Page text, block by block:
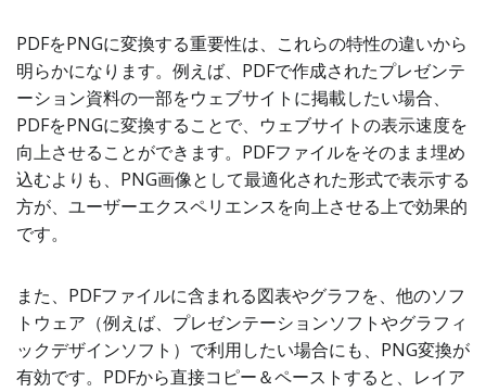
PDFをPNGに変換する重要性は、これらの特性の違いから
明らかになります。例えば、PDFで作成されたプレゼンテ
ーション資料の一部をウェブサイトに掲載したい場合、
PDFをPNGに変換することで、ウェブサイトの表示速度を
向上させることができます。PDFファイルをそのまま埋め
込むよりも、PNG画像として最適化された形式で表示する
方が、ユーザーエクスペリエンスを向上させる上で効果的
です。
また、PDFファイルに含まれる図表やグラフを、他のソフ
トウェア（例えば、プレゼンテーションソフトやグラフィ
ックデザインソフト）で利用したい場合にも、PNG変換が
有効です。PDFから直接コピー＆ペーストすると、レイア